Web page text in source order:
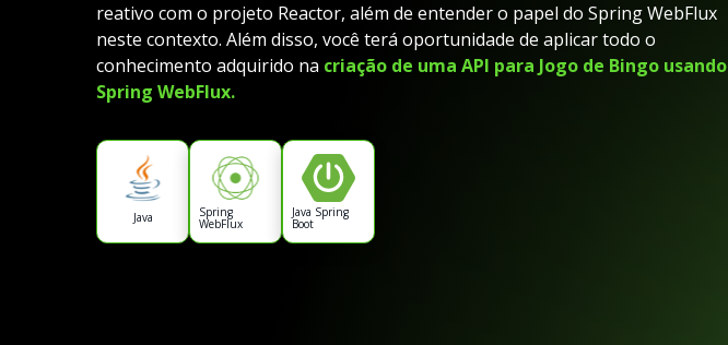
reativo com o projeto Reactor, além de entender o papel do Spring WebFlux
neste contexto. Além disso, você terá oportunidade de aplicar todo o
conhecimento adquirido na criação de uma API para Jogo de Bingo usando
Spring WebFlux.
Java Spring
WebFlux
Java Spring
Boot